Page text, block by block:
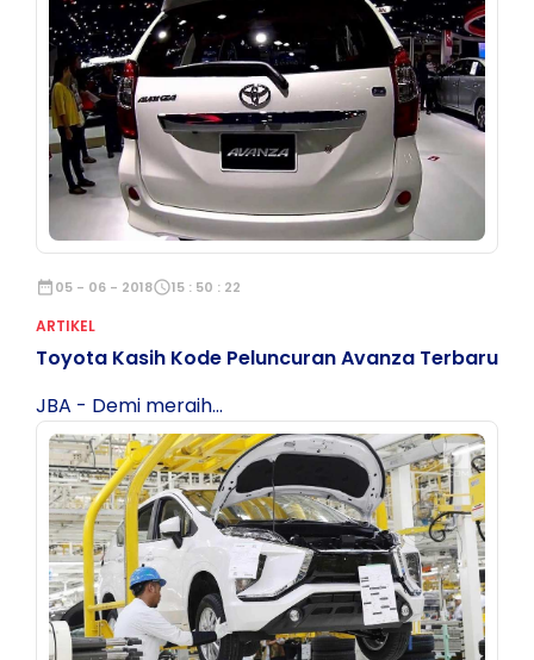
date_range05 - 06 - 2018schedule15 : 50 : 22
ARTIKEL
Toyota Kasih Kode Peluncuran Avanza Terbaru
JBA - Demi meraih...